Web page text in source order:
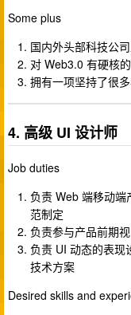
Some plus
国内外头部科技公
对 Web3.0 有硬核
拥有一项坚持了很
4. 高级 UI 设计师
Job duties
负责 Web 端移动
范制定
负责参与产品前期
负责 UI 动态的表现
技术方案
Desired skills and